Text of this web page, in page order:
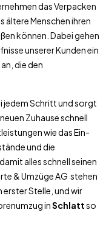
das Verpacken
ältere Menschen ihren
können. Dabei gehen
unserer Kunden ein
die den
jedem Schritt und sorgt
Zuhause schnell
wie das Ein-
und die
alles schnell seinen
& Umzüge AG stehen
erster Stelle, und wir
inSchlattso